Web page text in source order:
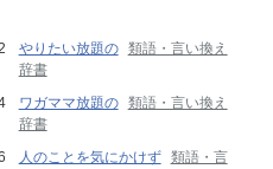
やりたい放題の 類語・言い換え
辞書
ワガママ放題の 類語・言い換え
辞書
人のことを気にかけず 類語・言